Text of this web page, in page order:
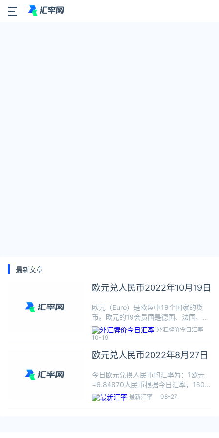
最新文章
欧元兑人民币2022年10月19日
欧元（Euro）是欧盟中19个国家的货
币。欧元的19会员国是德国、法国、意
大利、荷兰、比利时、卢森堡、爱尔
兰、西班牙、葡萄牙、奥地利、芬兰、
克、斯洛文尼亚、希腊、马耳
外汇牌价今日汇率
10-19
欧元兑人民币2022年8月27日
今日欧元兑换人民币的汇率为：1欧元
=6.84870人民币根据今日汇率，160
欧元可兑换1095.7920人民币，数据仅
供参考，交易时以银行柜台成交价为
最新汇率 08-27